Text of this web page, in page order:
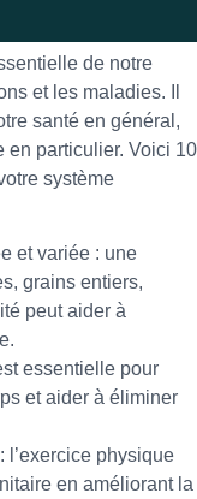
de notre
et les maladies. Il
santé en général,
en particulier. Voici 10
système
et variée : une
grains entiers,
peut aider à
essentielle pour
et aider à éliminer
l’exercice physique
en améliorant la